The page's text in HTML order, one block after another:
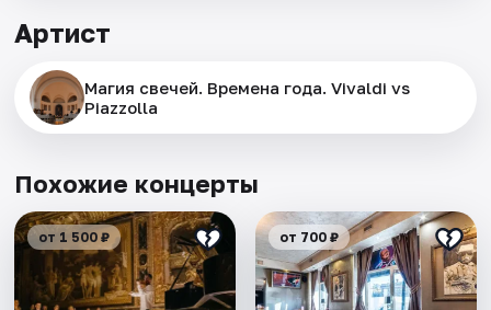
Артист
Магия свечей. Времена года. Vivaldi vs
Piazzolla
Похожие концерты
от 1 500 ₽ от 700 ₽